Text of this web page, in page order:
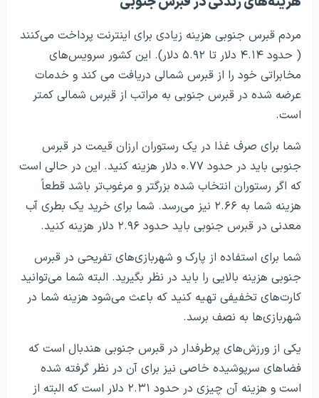
مردم قبرس جنوبی هزینه زیادی برای اینترنت پرداخت می‌کنند
( حدود ۴.۱۴ دلار تا ۵.۹۲ دلار). این کشور سرویس‌های
مخابراتی خود را از قبرس شمالی دریافت می کند و خدمات
عرضه شده در قبرس جنوبی به مراتب از قبرس شمالی کمتر
است.
شما برای صرف غذا در یک رستوران ارزان قیمت در قبرس
جنوبی باید در حدود ۰.۷۷ دلار هزینه کنید. این در حالی است
که اگر رستوران انتخاب شده بزرگتر و مرغوب‌تر باشد قطعاً
هزینه شما به ۲.۶۶ نیز می‌رسد. شما برای خرید یک بطری آب
معدنی در قبرس جنوبی باید حدود ۲.۹۶ دلار هزینه کنید.
شما برای استفاده از پارک و شهربازی‌های تفریحی در قبرس
جنوبی هزینه بالایی را باید در نظر بگیرید. البته شما می‌توانید
کارت‌های تخفیفی تهیه کنید که باعث می‌شود هزینه شما در
شهربازی‌ها به نصف برسد.
یکی از ورزش‌های پرطرفدار در قبرس جنوبی هندبال است که
فضاهای سرپوشیده خاصی نیز برای آن در نظر گرفته شده
است و هزینه آن چیزی در حدود ۲.۳۱ دلار است که البته از